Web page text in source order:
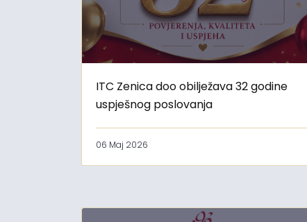
ITC Zenica doo obilježava 32 godine
uspješnog poslovanja
06 Maj 2026